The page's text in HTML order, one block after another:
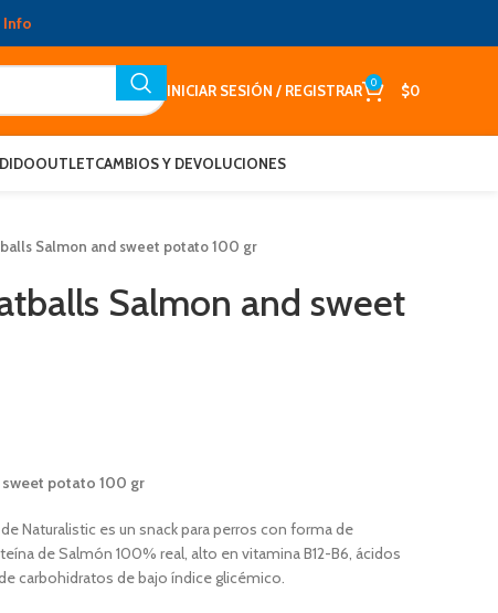
Info
INICIAR SESIÓN / REGISTRAR 0 $0
OUTLETCAMBIOS Y DEVOLUCIONES
Salmon and sweet potato 100 gr
Salmon and sweet
potato 100 gr
Naturalistic es un snack para perros con forma de
de Salmón 100% real, alto en vitamina B12-B6, ácidos
carbohidratos de bajo índice glicémico.